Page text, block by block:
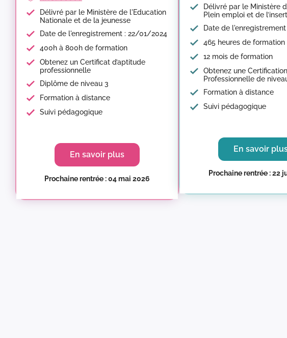
Délivré par le Ministère de l'Education
Nationale et de la jeunesse
Date de l'enregistrement : 22/01/2024
400h à 800h de formation
Obtenez un Certificat d’aptitude
professionnelle
Diplôme de niveau 3
Formation à distance
Suivi pédagogique
En savoir plus
Prochaine rentrée : 04 mai 2026
Délivré par le Ministère
Plein emploi et de
Date de
465 heures de formation
12 mois de formation
Obtenez une Certification
Professionnelle de
Formation à distance
Suivi pédagogique
En savoir
Prochaine rentrée : 22